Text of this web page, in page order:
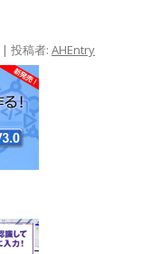
| 投稿者: AHEntry